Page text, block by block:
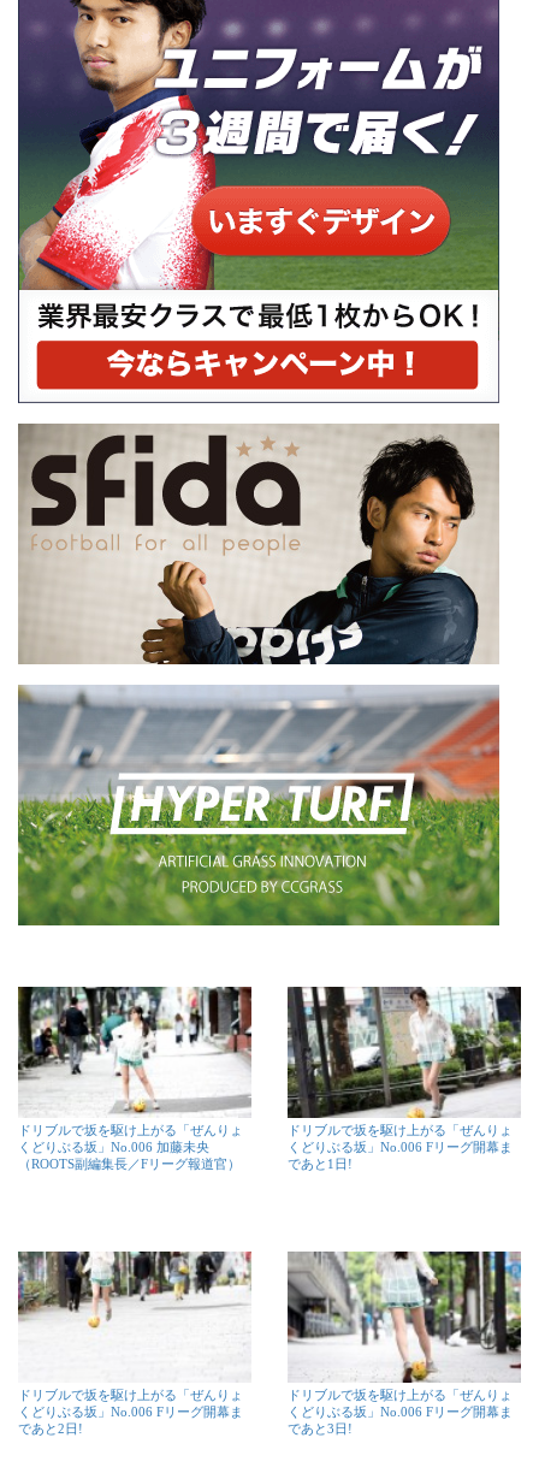
ドリブルで坂を駆け上がる「ぜんりょ
くどりぶる坂」No.006 加藤未央
（ROOTS副編集長／Fリーグ報道官）
ドリブルで坂を駆け上がる「ぜんりょ
くどりぶる坂」No.006 Fリーグ開幕ま
であと1日!
ドリブルで坂を駆け上がる「ぜんりょ
くどりぶる坂」No.006 Fリーグ開幕ま
であと2日!
ドリブルで坂を駆け上がる「ぜんりょ
くどりぶる坂」No.006 Fリーグ開幕ま
であと3日!